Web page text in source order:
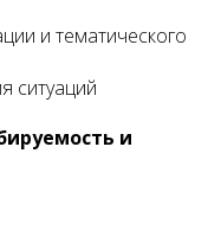
и тематического
ситуаций
и